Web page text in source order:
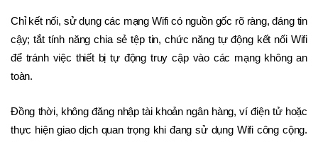
Chỉ kết nối, sử dụng các mạng Wifi có nguồn gốc rõ ràng, đáng tin
cậy; tắt tính năng chia sẻ tệp tin, chức năng tự động kết nối Wifi
để tránh việc thiết bị tự động truy cập vào các mạng không an
toàn.
Đồng thời, không đăng nhập tài khoản ngân hàng, ví điện tử hoặc
thực hiện giao dịch quan trọng khi đang sử dụng Wifi công cộng.